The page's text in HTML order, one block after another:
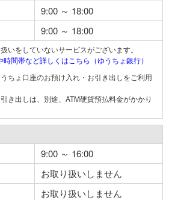
9:00 ～ 18:00
9:00 ～ 18:00
いをしていないサービスがございます。
間帯など詳しくはこちら（ゆうちょ銀行）
ちょ口座のお預け入れ・お引き出しをご利用
き出しは、別途、ATM硬貨預払料金がかかり
9:00 ～ 16:00
お取り扱いしません
お取り扱いしません